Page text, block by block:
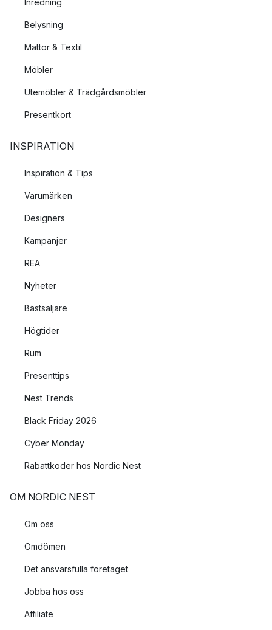
Belysning
Mattor & Textil
Möbler
Utemöbler & Trädgårdsmöbler
Presentkort
INSPIRATION
Inspiration & Tips
Varumärken
Designers
Kampanjer
REA
Nyheter
Bästsäljare
Högtider
Rum
Presenttips
Nest Trends
Black Friday 2026
Cyber Monday
Rabattkoder hos Nordic Nest
OM NORDIC NEST
Om oss
Omdömen
Det ansvarsfulla företaget
Jobba hos oss
Affiliate